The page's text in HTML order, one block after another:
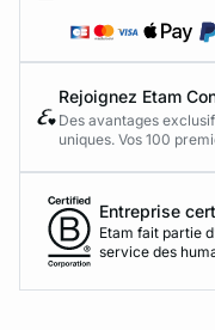
Rejoignez Etam
Des avantages
uniques. Vos 100
Entreprise
Etam fait partie
service des